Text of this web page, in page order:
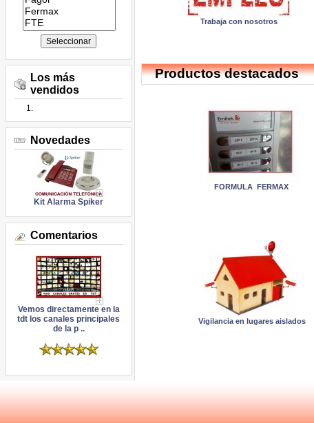
Los más
vendidos
Novedades
Kit Alarma Spiker
Comentarios
Vemos directamente en la
tdt los canales principales
de la p ..
Trabaja con nosotros
Productos destacados
FORMULA FERMAX
Vigilancia en lugares aislados